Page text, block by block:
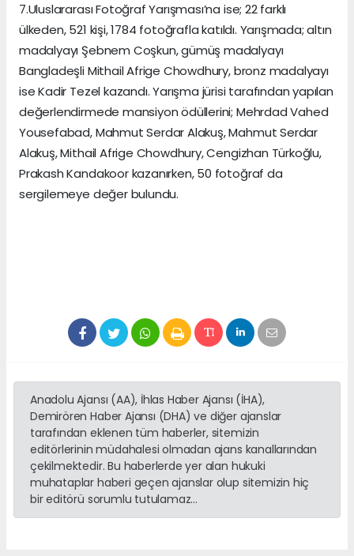
7.Uluslararası Fotoğraf Yarışması’na ise; 22 farklı
ülkeden, 521 kişi, 1784 fotoğrafla katıldı. Yarışmada; altın
madalyayı Şebnem Coşkun, gümüş madalyayı
Bangladeşli Mithail Afrige Chowdhury, bronz madalyayı
ise Kadir Tezel kazandı. Yarışma jürisi tarafından yapılan
değerlendirmede mansiyon ödüllerini; Mehrdad Vahed
Yousefabad, Mahmut Serdar Alakuş, Mahmut Serdar
Alakuş, Mithail Afrige Chowdhury, Cengizhan Türkoğlu,
Prakash Kandakoor kazanırken, 50 fotoğraf da
sergilemeye değer bulundu.
Anadolu Ajansı (AA), İhlas Haber Ajansı (İHA),
Demirören Haber Ajansı (DHA) ve diğer ajanslar
tarafından eklenen tüm haberler, sitemizin
editörlerinin müdahalesi olmadan ajans kanallarından
çekilmektedir. Bu haberlerde yer alan hukuki
muhataplar haberi geçen ajanslar olup sitemizin hiç
bir editörü sorumlu tutulamaz...